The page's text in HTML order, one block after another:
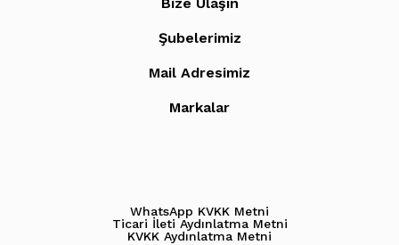
Bize Ulaşın
Şubelerimiz
Mail Adresimiz
Markalar
KVKK Aydınlatma Metni
Ticari İleti Aydınlatma Metni
WhatsApp KVKK Metni